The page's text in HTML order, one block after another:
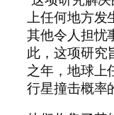
上任何地方发
其他令人担忧
此，这项研究
之年，地球上
行星撞击概率